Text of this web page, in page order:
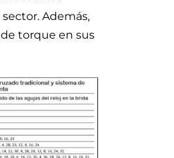
Además,
torque en sus